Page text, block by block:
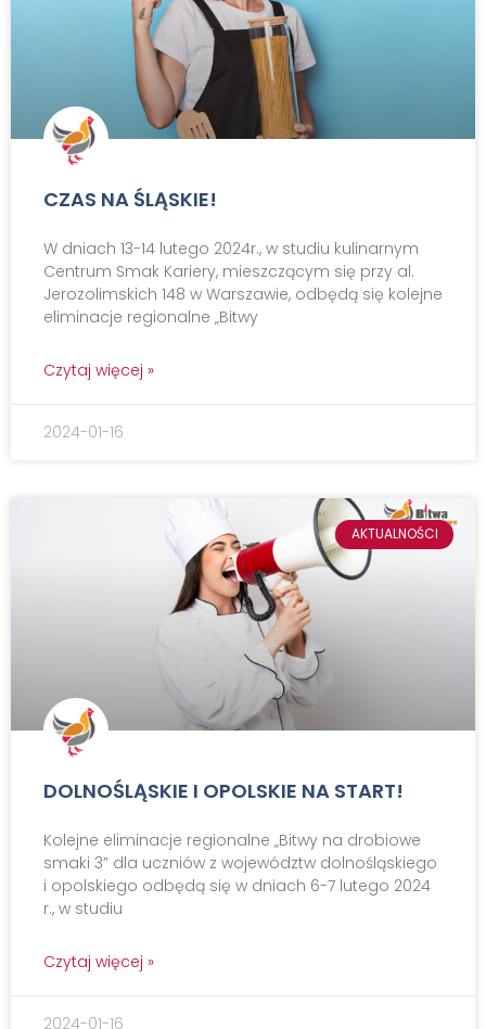
CZAS NA ŚLĄSKIE!
W dniach 13-14 lutego 2024r., w studiu kulinarnym
Centrum Smak Kariery, mieszczącym się przy al.
Jerozolimskich 148 w Warszawie, odbędą się kolejne
eliminacje regionalne „Bitwy
Czytaj więcej »
2024-01-16
AKTUALNOŚCI
DOLNOŚLĄSKIE I OPOLSKIE NA START!
Kolejne eliminacje regionalne „Bitwy na drobiowe
smaki 3” dla uczniów z województw dolnośląskiego
i opolskiego odbędą się w dniach 6-7 lutego 2024
r., w studiu
Czytaj więcej »
2024-01-16